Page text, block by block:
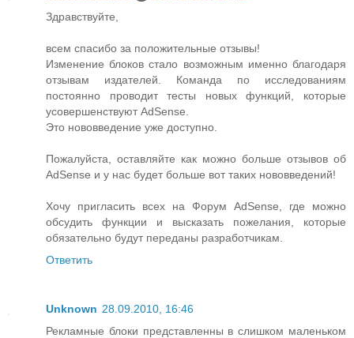
Здравствуйте,
всем спасибо за положительные отзывы!
Изменение блоков стало возможным именно благодаря
отзывам издателей. Команда по исследованиям
постоянно проводит тесты новых функций, которые
усовершенствуют AdSense.
Это нововведение уже доступно.
Пожалуйста, оставляйте как можно больше отзывов об
AdSense и у нас будет больше вот таких нововведений!
Хочу пригласить всех на Форум AdSense, где можно
обсудить функции и высказать пожелания, которые
обязательно будут переданы разработчикам.
Ответить
Unknown 28.09.2010, 16:46
Рекламные блоки представленны в слишком маленьком